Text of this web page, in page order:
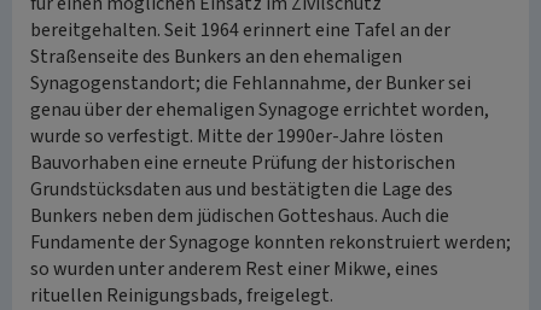
bereitgehalten. Seit 1964 erinnert eine Tafel an der
Straßenseite des Bunkers an den ehemaligen
Synagogenstandort; die Fehlannahme, der Bunker sei
genau über der ehemaligen Synagoge errichtet worden,
wurde so verfestigt. Mitte der 1990er-Jahre lösten
Bauvorhaben eine erneute Prüfung der historischen
Grundstücksdaten aus und bestätigten die Lage des
Bunkers neben dem jüdischen Gotteshaus. Auch die
Fundamente der Synagoge konnten rekonstruiert werden;
so wurden unter anderem Rest einer Mikwe, eines
rituellen Reinigungsbads, freigelegt.